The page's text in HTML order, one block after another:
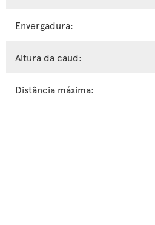
Envergadura:
Altura da caud:
Distância máxima: